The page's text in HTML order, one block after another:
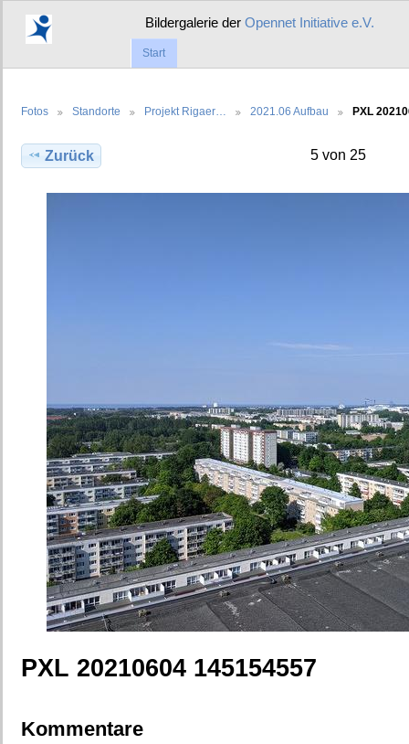
Bildergalerie derOpennet Initiative e.V.
Start
Fotos Standorte Projekt Rigaer… 2021.06 Aufbau PXL
Zurück 5 von 25
PXL 20210604 145154557
Kommentare